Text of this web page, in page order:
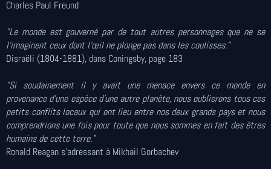
Charles Paul Freund
"Le monde est gouverné par de tout autres personnages que ne se
l'imaginent ceux dont l'œil ne plonge pas dans les coulisses."
Disraëli (1804-1881), dans Coningsby, page 183
"Si soudainement il y avait une menace envers ce monde en
provenance d'une espèce d'une autre planète, nous oublierons tous ces
petits conflits locaux qui ont lieu entre nos deux grands pays et nous
comprendrions une fois pour toute que nous sommes en fait des êtres
humains de cette terre."
Ronald Reagan s'adressant à Mikhail Gorbachev